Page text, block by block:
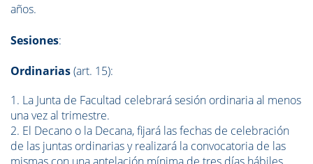
años.
Sesiones:
Ordinarias(art. 15):
1. La Junta de Facultad celebrará sesión ordinaria al menos
una vez al trimestre.
2. El Decano o la Decana, fijará las fechas de celebración
de las juntas ordinarias y realizará la convocatoria de las